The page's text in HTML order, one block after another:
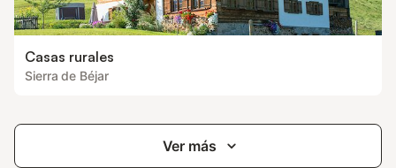
Casas rurales
Sierra de Béjar
Ver más